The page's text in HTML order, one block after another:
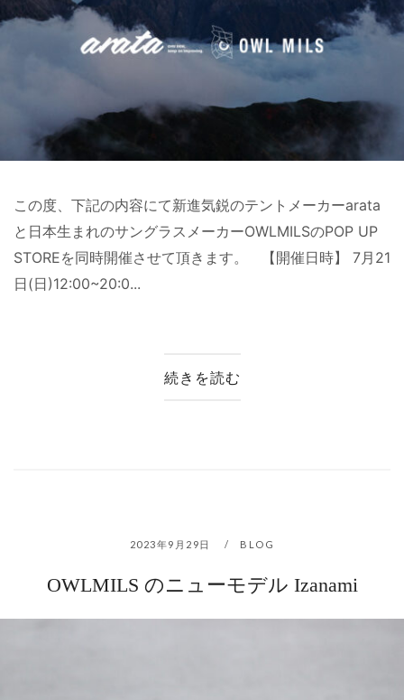
この度、下記の内容にて新進気鋭のテントメーカーarata
と日本生まれのサングラスメーカーOWLMILSのPOP UP
STOREを同時開催させて頂きます。 【開催日時】 7月21
日(日)12:00~20:0...
続きを読む
2023年9月29日 BLOG
OWLMILS のニューモデル Izanami